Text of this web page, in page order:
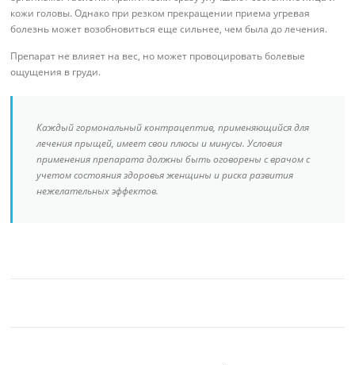
кожи головы. Однако при резком прекращении приема угревая
болезнь может возобновиться еще сильнее, чем была до лечения.
Препарат не влияет на вес, но может провоцировать болевые
ощущения в груди.
Каждый гормональный контрацептив, применяющийся для
лечения прыщей, имеет свои плюсы и минусы. Условия
применения препарата должны быть оговорены с врачом с
учетом состояния здоровья женщины и риска развития
нежелательных эффектов.